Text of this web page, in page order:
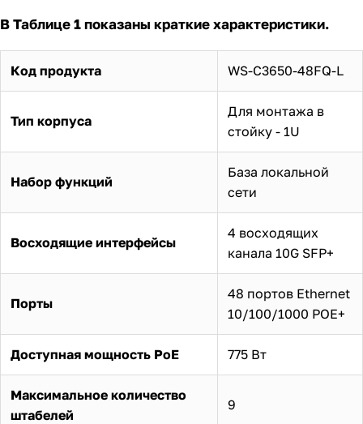
В Таблице 1 показаны краткие характеристики.
Код продукта WS-C3650-48FQ-L
Тип корпуса
Для монтажа в
стойку - 1U
Набор функций
База локальной
сети
Восходящие интерфейсы
4 восходящих
канала 10G SFP+
Порты
48 портов Ethernet
10/100/1000 POE+
Доступная мощность PoE 775 Вт
Максимальное количество
штабелей
9